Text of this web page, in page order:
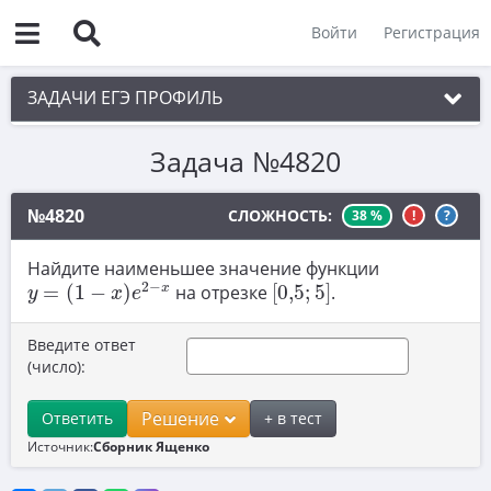
Войти Регистрация
ЗАДАЧИ ЕГЭ ПРОФИЛЬ
1. Планиметрия
2. Векторы
3. Стереометрия
4. Классическое определение вероятности
5. Теория вероятностей
6. Уравнения
7. Нахождение значений выражений
8. Производная
Задача №4820
№4820 СЛОЖНОСТЬ: 38 % ! ?
Найдите наименьшее значение функции
y = (1 − x)e2−x
y=(1−x) e2−x на отрезке [0,5; 5
[0,5;5].
Введите ответ
(число):
Ответить Решение + в тест
Источник:Сборник Ященко